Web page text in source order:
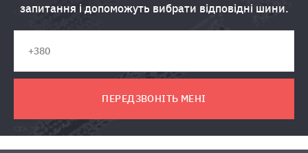
запитання і допоможуть вибрати відповідні шини.
ПЕРЕДЗВОНІТЬ МЕНІ